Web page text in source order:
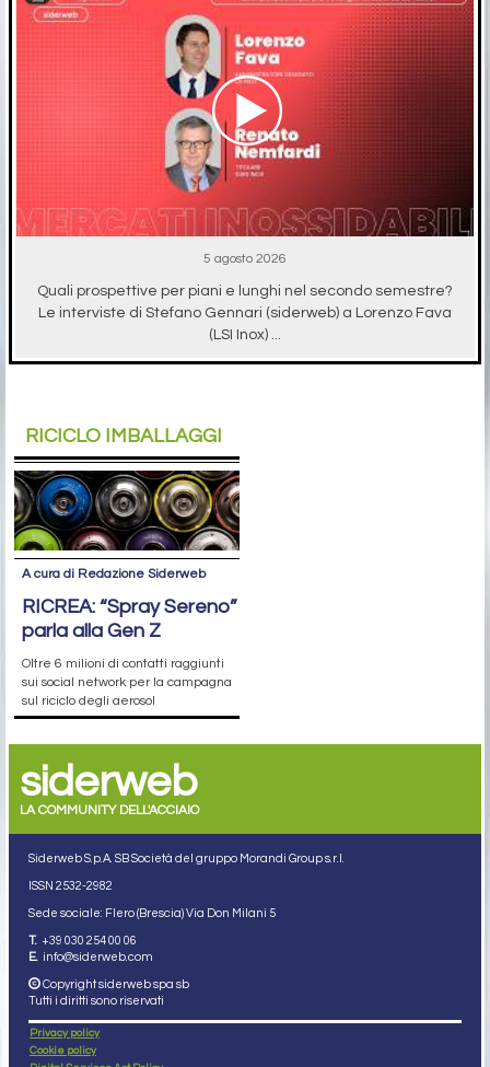
5 agosto 2026
Quali prospettive per piani e lunghi nel secondo semestre?
Le interviste di Stefano Gennari (siderweb) a Lorenzo Fava
(LSI Inox) ...
RICICLO IMBALLAGGI
A cura di Redazione Siderweb
RICREA: “Spray Sereno”
parla alla Gen Z
Oltre 6 milioni di contatti raggiunti
sui social network per la campagna
sul riciclo degli aerosol
siderweb
LA COMMUNITY DELL'ACCIAIO
Siderweb S.p.A. SB Società del gruppo Morandi Group s.r.l.
ISSN 2532-2982
Sede sociale: Flero (Brescia) Via Don Milani 5
T. +39 030 254 00 06
E. info@siderweb.com
Copyright siderweb spa sb
Tutti i diritti sono riservati
Privacy policy
Cookie policy